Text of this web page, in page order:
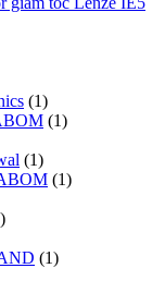
(1)
(1)
(1)
(1)
(1)